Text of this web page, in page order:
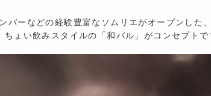
バーなどの経験豊富なソムリエがオープンした
ょい飲みスタイルの「和バル」がコンセプトで